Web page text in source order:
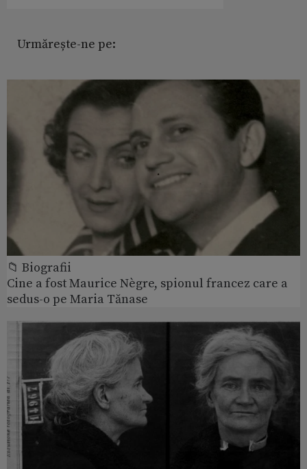
Urmărește-ne pe:
📁 Biografii
Cine a fost Maurice Nègre, spionul francez care a
sedus-o pe Maria Tănase